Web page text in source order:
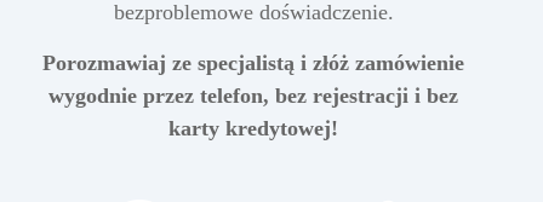
bezproblemowe doświadczenie.
Porozmawiaj ze specjalistą i złóż zamówienie
wygodnie przez telefon, bez rejestracji i bez
karty kredytowej!